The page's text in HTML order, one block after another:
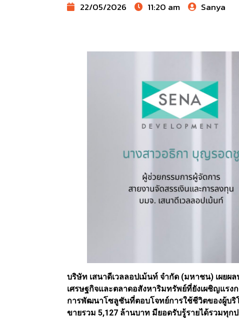
22/05/2026 11:20 am Sanya
บริษัท เสนาดีเวลลอปเม้นท์ จำกัด (มหาชน) เผยผ
เศรษฐกิจและตลาดอสังหาริมทรัพย์ที่ยังเผชิญแรง
การพัฒนาโซลูชันที่ตอบโจทย์การใช้ชีวิตของผู้บริ
ขายรวม 5,127 ล้านบาท มียอดรับรู้รายได้รวมทุก